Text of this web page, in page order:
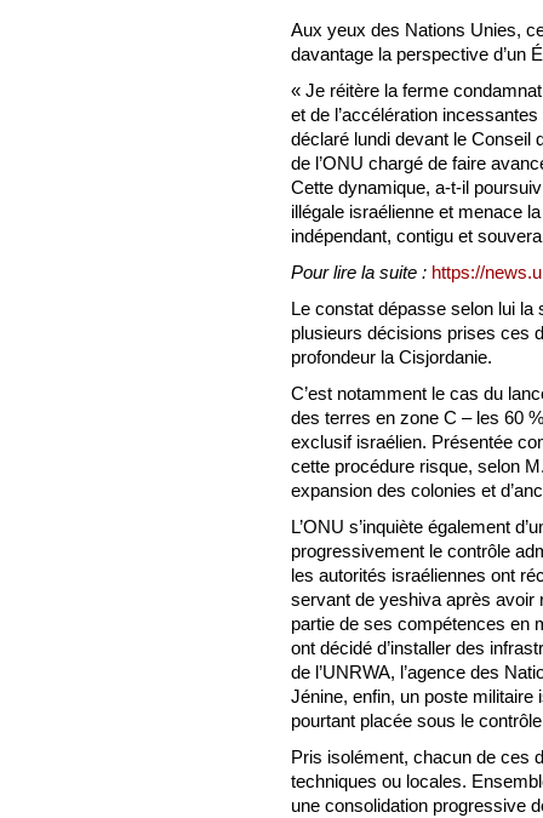
Aux yeux des Nations Unies,
davantage la perspective d’un
« Je réitère la ferme
et de l’accélération
déclaré lundi devant le Conseil
de l’ONU chargé de faire
Cette dynamique, a-t-il
illégale israélienne et menace
indépendant, contigu et
Pour lire la suite : https://
Le constat dépasse selon lui la
plusieurs décisions prises ces
profondeur la Cisjordanie.
C’est notamment le cas du
des terres en zone C – les 60
exclusif israélien. Présentée
cette procédure risque, selon
expansion des colonies et
L’ONU s’inquiète également
progressivement le contrôle
les autorités israéliennes ont
servant de yeshiva après avoir
partie de ses compétences en
ont décidé d’installer des
de l’UNRWA, l’agence des
Jénine, enfin, un poste militaire
pourtant placée sous le
Pris isolément, chacun de ces
techniques ou locales.
une consolidation progressive